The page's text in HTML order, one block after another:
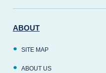
ABOUT
SITE MAP
ABOUT US